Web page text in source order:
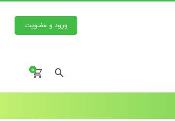
ورود و عضویت
0